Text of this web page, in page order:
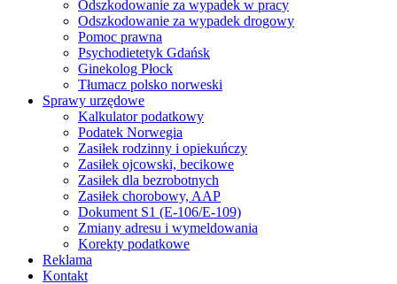
Odszkodowanie za wypadek w pracy
Odszkodowanie za wypadek drogowy
Pomoc prawna
Psychodietetyk Gdańsk
Ginekolog Płock
Tłumacz polsko norweski
Sprawy urzędowe
Kalkulator podatkowy
Podatek Norwegia
Zasiłek rodzinny i opiekuńczy
Zasiłek ojcowski, becikowe
Zasiłek dla bezrobotnych
Zasiłek chorobowy, AAP
Dokument S1 (E-106/E-109)
Zmiany adresu i wymeldowania
Korekty podatkowe
Reklama
Kontakt